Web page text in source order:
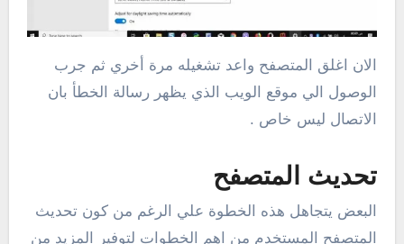
الان اغلق المتصفح واعد تشغيله مرة أخري ثم جرب
الوصول الي موقع الويب الذي يظهر رسالة الخطأ بان
الاتصال ليس خاص .
تحديث المتصفح
البعض يتجاهل هذه الخطوة علي الرغم من كون تحديث
المتصفح المستخدم من اهم الخطوات لتوفير المزيد من